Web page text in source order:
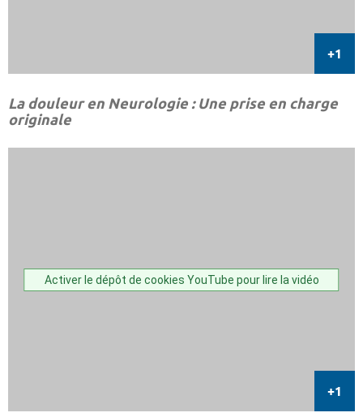
La douleur en Neurologie : Une prise en charge
originale
Activer le dépôt de cookies YouTube pour lire la vidéo